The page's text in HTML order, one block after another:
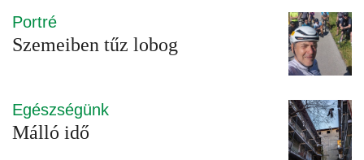
Portré
Szemeiben tűz lobog
Egészségünk
Málló idő